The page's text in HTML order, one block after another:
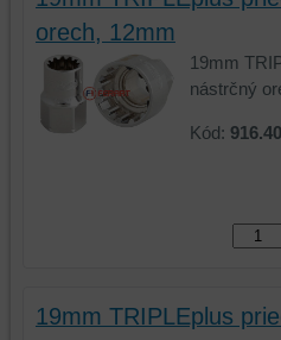
orech, 12mm
19mm
nástrčný
Kód:
19mm TRIPLEplus